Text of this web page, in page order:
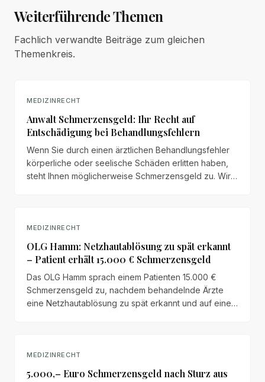
Weiterführende Themen
Fachlich verwandte Beiträge zum gleichen
Themenkreis.
MEDIZINRECHT
Anwalt Schmerzensgeld: Ihr Recht auf
Entschädigung bei Behandlungsfehlern
Wenn Sie durch einen ärztlichen Behandlungsfehler
körperliche oder seelische Schäden erlitten haben,
steht Ihnen möglicherweise Schmerzensgeld zu. Wir
MEDIZINRECHT
OLG Hamm: Netzhautablösung zu spät erkannt
– Patient erhält 15.000 € Schmerzensgeld
Das OLG Hamm sprach einem Patienten 15.000 €
Schmerzensgeld zu, nachdem behandelnde Ärzte
eine Netzhautablösung zu spät erkannt und auf eine
MEDIZINRECHT
5.000,– Euro Schmerzensgeld nach Sturz aus